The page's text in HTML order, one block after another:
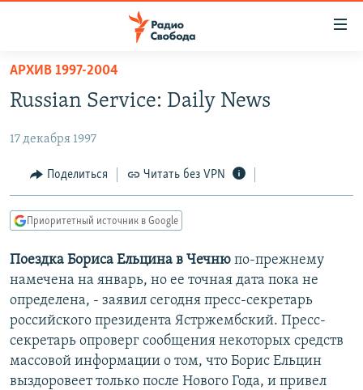
упрощенного
доступа
содержанию
Вернутся
навигации
Вернутся
поиску
АВТОРСКИЕ ПРОЕКТЫ
ЦИТАТЫ СВОБОДЫ
КУЛЬТУРА
IDEL.РЕАЛИИ
СЕВЕР.РЕАЛИИ
СИБИРЬ.РЕАЛИИ
РАСПИСАНИЕ ВЕЩАНИЯ
АРХИВ 1997-2004
Russian Service: Daily News
17 декабря 1997
Поделиться Читать без VPN
Приоритетный источник в Google
Поездка Бориса Ельцина в Чечню по-прежнему
намечена на январь, но ее точная дата пока не
определена, - заявил сегодня пресс-секретарь
российского президента Ястржембский. Пресс-
секретарь опроверг сообщения некоторых средств
массовой информации о том, что Борис Ельцин
выздоровеет только после Нового Года, и привел